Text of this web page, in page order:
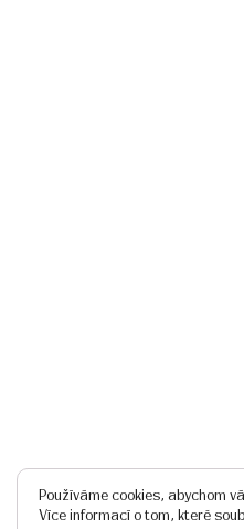
Používáme cookies, abychom
Více informací o tom, které